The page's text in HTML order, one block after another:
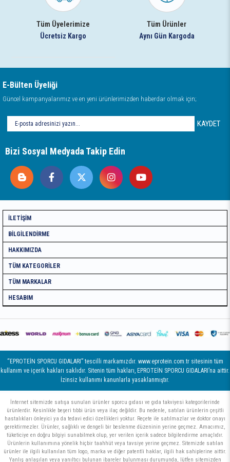
Tüm Üyelerimize
Ücretsiz Kargo
Tüm Ürünler
Aynı Gün Kargoda
E-Bülten Üyeliği
Güncel kampanyalarımız ve en yeni ürünlerimizden haberdar olmak için;
KAYDET
Bizi Sosyal Medyada Takip Edin
İLETIŞIM
BILGILENDIRME
HAKKIMIZDA
TÜM KATEGORILER
TÜM MARKALAR
HESABIM
“EPROTEİN SPORCU GIDALARI” tescilli markamızdır. www.eprotein.com.tr sitesinin tüm
kullanım ve içerik hakları saklıdır. Sitenin tüm hakları, EPROTEİN SPORCU GIDALARI’na aittir.
İzinsiz kullanımı kanunlarla yasaklanmıştır.
İnternet sitemizde satışa sunulan ürünler sporcu gıdası ve gıda takviyesi kategorilerinde
ürünlerdir. Kesinlikle beşeri tıbbi ürün veya ilaç değildir. Bu nedenle, satılan ürünlerin çeşitli
hastalıkları önleyici ya da tedavi edici özellikleri yoktur. Reçete ile satılmazlar ve doktor onayı
gerektirmezler. Ürünler, sağlıklı ve dengeli bir beslenme düzeninin yerine geçmez. Amacımız,
tüketiciye en doğru bilgiyi sunabilmek olup, yer verilen içerik sadece bilgilendirme amaçlıdır.
Ürünlerin kullanımına yönelik hiçbir taahhüt veya tavsiye yerine geçmez. Sitemizde satılan
ürünler ile ilgili kullanılan tüm logo, marka ve diğer patentli haklar, ilgili hak sahiplerine aittir.
Yanlış anlaşılan veya yanıltıcı bulunan ibareler bulunması durumunda, lütfen sitemizden